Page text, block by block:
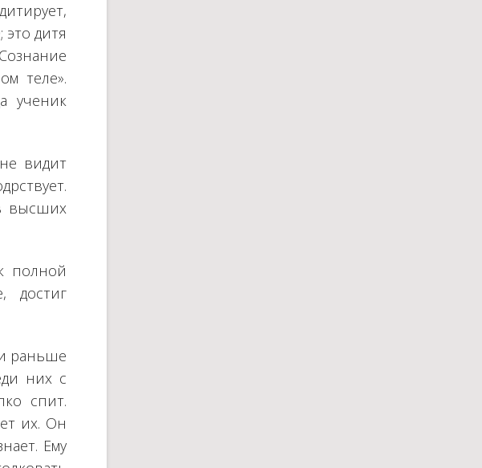
дитя
теле».
ученик
видит
высших
полной
достиг
раньше
них с
спит.
их. Он
Ему